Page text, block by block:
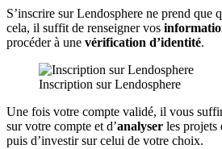
S’inscrire sur Lendosphere ne prend que
cela, il suffit de renseigner vos
procéder à une vérification d’identité.
Inscription sur Lendosphere
Une fois votre compte validé, il vous
sur votre compte et d’analyser les projets
puis d’investir sur celui de votre choix.